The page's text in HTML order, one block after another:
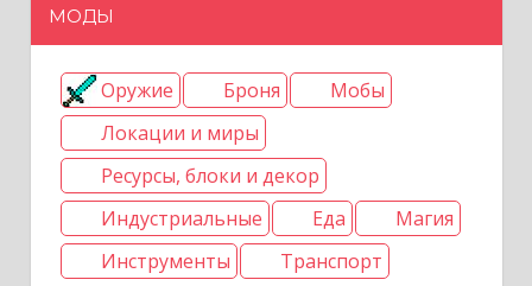
иМОДЫ
Оружие Броня
Мобы
Локации и миры
Ресурсы, блоки и декор
Индустриальные
Еда
Магия
Инструменты
Транспорт